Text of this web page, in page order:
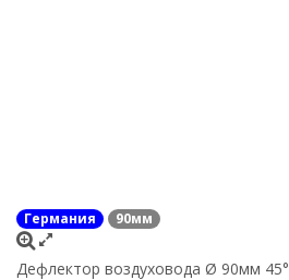
Германия 90мм
Дефлектор воздуховода Ø 90мм 45°